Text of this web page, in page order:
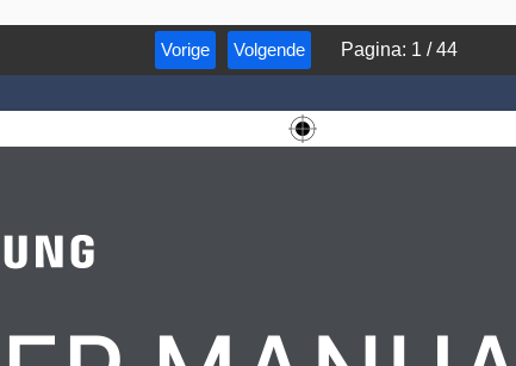
Vorige Volgende Pagina: 1 /44